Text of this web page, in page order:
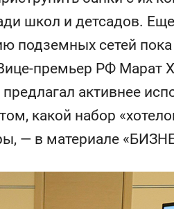
школ и детсадов.
подземных сетей
премьер РФ Марат
активнее
какой набор
— в материале